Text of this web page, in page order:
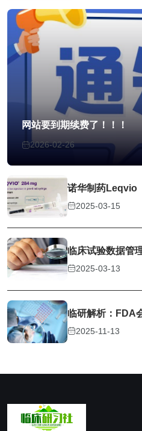
网站要到期续费了！！！
2026-02-26
诺华制药Leqvio
2025-03-15
临床试验数据管
2025-03-13
临研解析：FDA
2025-11-13